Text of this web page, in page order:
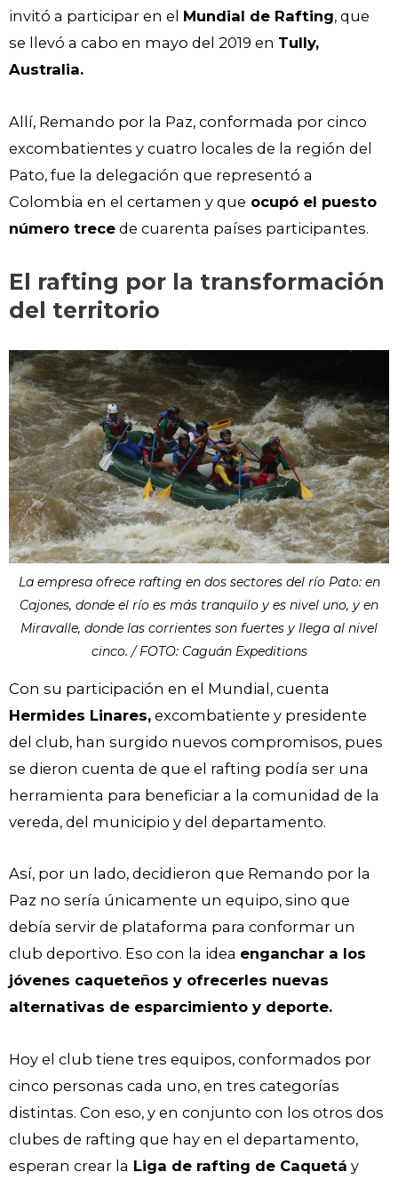
invitó a participar en el Mundial de Rafting, que
se llevó a cabo en mayo del 2019 en Tully,
Australia.
Allí, Remando por la Paz, conformada por cinco
excombatientes y cuatro locales de la región del
Pato, fue la delegación que representó a
Colombia en el certamen y que ocupó el puesto
número trece de cuarenta países participantes.
El rafting por la transformación
del territorio
La empresa ofrece rafting en dos sectores del río Pato: en
Cajones, donde el río es más tranquilo y es nivel uno, y en
Miravalle, donde las corrientes son fuertes y llega al nivel
cinco. / FOTO: Caguán Expeditions
Con su participación en el Mundial, cuenta
Hermides Linares, excombatiente y presidente
del club, han surgido nuevos compromisos, pues
se dieron cuenta de que el rafting podía ser una
herramienta para beneficiar a la comunidad de la
vereda, del municipio y del departamento.
Así, por un lado, decidieron que Remando por la
Paz no sería únicamente un equipo, sino que
debía servir de plataforma para conformar un
club deportivo. Eso con la idea enganchar a los
jóvenes caqueteños y ofrecerles nuevas
alternativas de esparcimiento y deporte.
Hoy el club tiene tres equipos, conformados por
cinco personas cada uno, en tres categorías
distintas. Con eso, y en conjunto con los otros dos
clubes de rafting que hay en el departamento,
esperan crear la Liga de rafting de Caquetá y